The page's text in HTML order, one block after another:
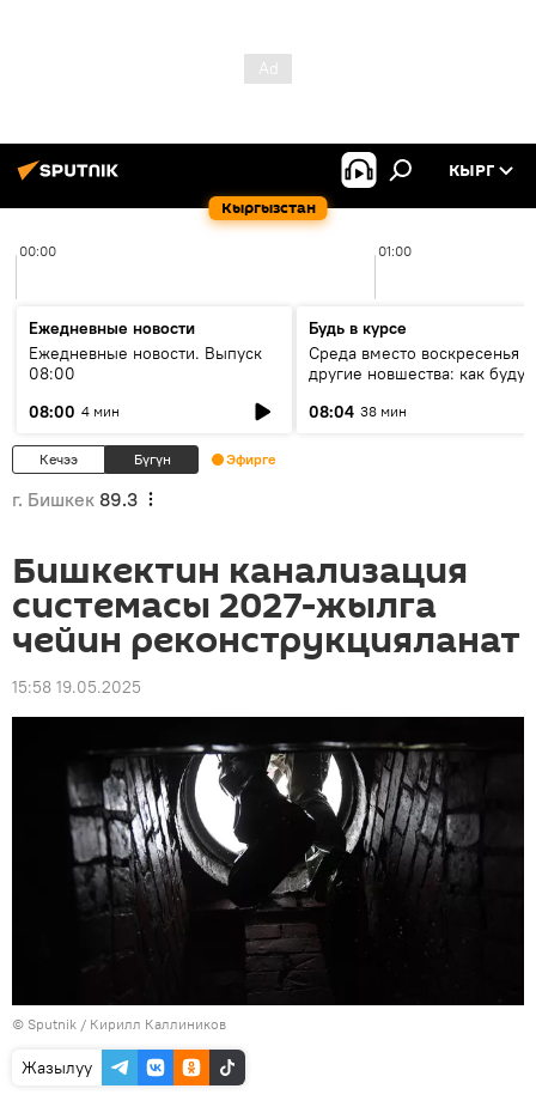
Кыргызстан
КЫРГ
00:00 01:00
Ежедневные новости
Ежедневные новости. Выпуск
08:00
08:00 4 мин
Будь в курсе
Среда вместо воскресенья и
другие новшества: как будут
08:04 38 мин
Кечээ Бүгүн Эфирге
г. Бишкек 89.3
Бишкектин канализация
системасы 2027-жылга
чейин реконструкцияланат
15:58 19.05.2025
© Sputnik / Кирилл Каллиников
Жазылуу